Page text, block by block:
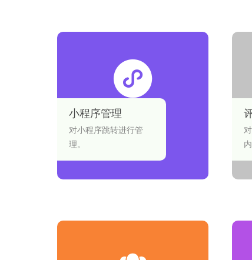
小程序管理
对小程序跳转进行管
理。